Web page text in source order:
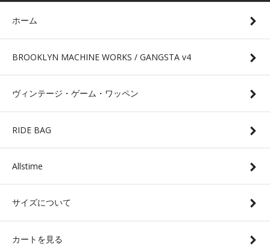
ホーム
BROOKLYN MACHINE WORKS / GANGSTA v4
ヴィンテージ・ゲーム・ワッペン
RIDE BAG
Allstime
サイズについて
カートを見る